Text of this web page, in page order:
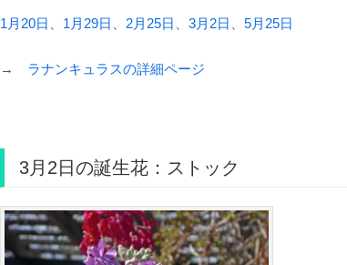
1月20日 1月29日 2月25日 3月2日 5月25日
→ ラナンキュラスの詳細ページ
3月2日の誕生花：ストック